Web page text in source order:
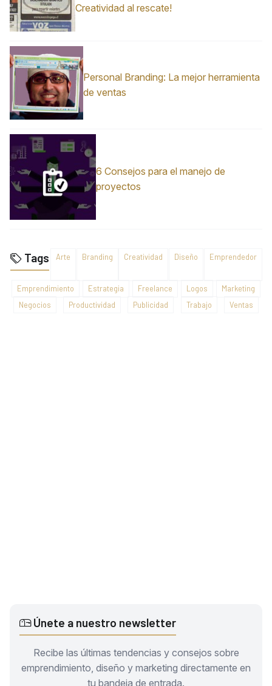
Creatividad al rescate!
Personal Branding: La mejor herramienta
de ventas
6 Consejos para el manejo de
proyectos
Tags Arte Branding Creatividad Diseño Emprendedor
Emprendimiento Estrategia Freelance Logos
Marketing
Negocios
Productividad Publicidad Trabajo Ventas
Únete a nuestro newsletter
Recibe las últimas tendencias y consejos sobre
emprendimiento, diseño y marketing directamente en
tu bandeja de entrada.